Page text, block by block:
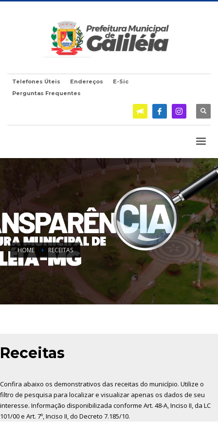
Telefones Úteis Endereços
E-Sic
Perguntas Frequentes
HOME RECEITAS
Receitas
Confira abaixo os demonstrativos das receitas do município. Utilize o
filtro de pesquisa para localizar e visualizar apenas os dados de seu
interesse. Informação disponibilizada conforme Art. 48-A, Inciso II, da LC
101/00 e Art. 7º, Inciso II, do Decreto 7.185/10.